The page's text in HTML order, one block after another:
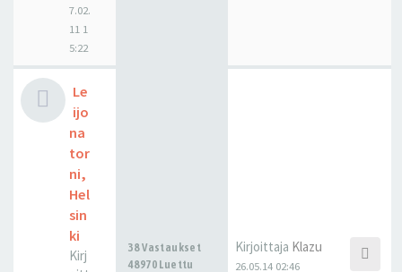
7.02.
11 1
5:22
Le
ijo
na
tor
ni,
Hel
sin
ki
Kirj
38 Vastaukset
48970 Luettu
Kirjoittaja Klazu
26.05.14 02:46